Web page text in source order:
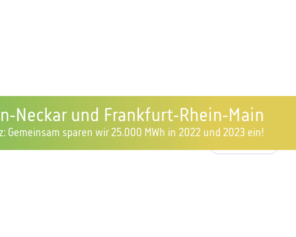
Neckar und Frankfurt-Rhein-Main
Gemeinsam sparen wir 25.000 MWh in 2022 und 2023 ein!